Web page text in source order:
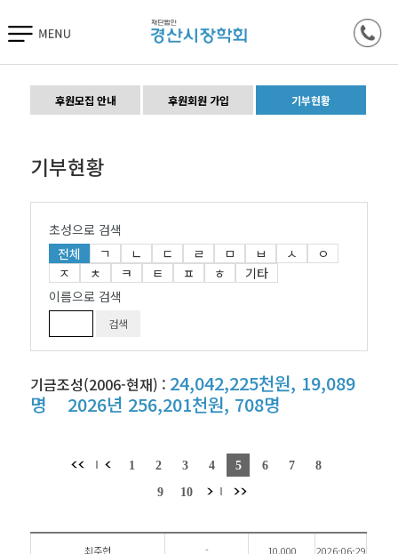
후원모집 안내 후원회원 가입 기부현황
기부현황
초성으로 검색
전체
ㄱ ㄴ ㄷ ㄹ ㅁ ㅂ ㅅ
ㅇ
ㅈ
ㅊ ㅋ ㅌ ㅍ ㅎ
기타
이름으로 검색
기금조성(2006-현재) : 24,042,225천원, 19,089
명 2026년 256,201천원, 708명
최주현 - 10,000 2026-06-29